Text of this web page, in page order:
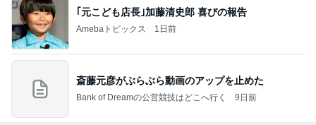
｢元こども店長｣加藤清史郎 喜びの報告
Amebaトピックス 1日前
斎藤元彦がぶらぶら動画のアップを止めた
Bank of Dreamの公営競技はどこへ行く 9日前